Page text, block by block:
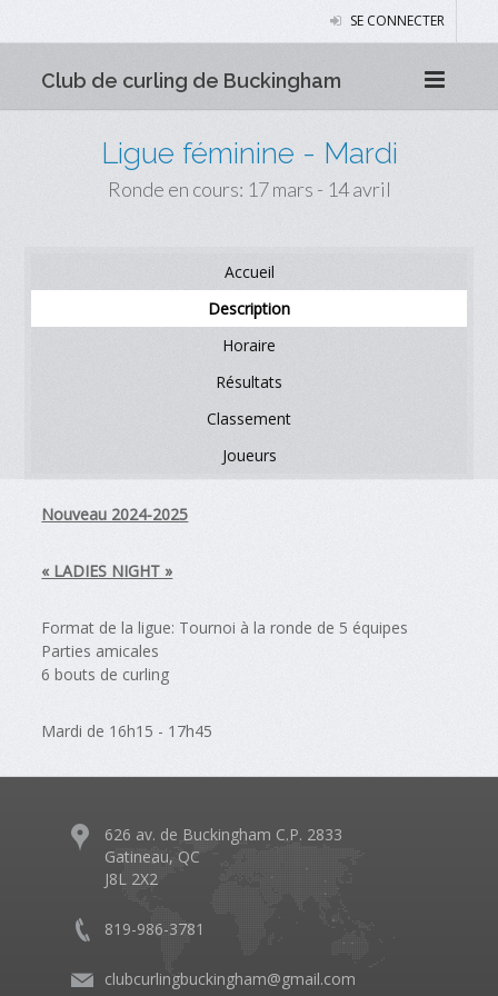
SE CONNECTER
Club de curling de Buckingham
Ligue féminine - Mardi
Ronde en cours: 17 mars - 14 avril
Accueil
Description
Horaire
Résultats
Classement
Joueurs
Nouveau 2024-2025
« LADIES NIGHT »
Format de la ligue: Tournoi à la ronde de 5 équipes
Parties amicales
6 bouts de curling
Mardi de 16h15 - 17h45
626 av. de Buckingham C.P. 2833
Gatineau, QC
J8L 2X2
819-986-3781
clubcurlingbuckingham@gmail.com